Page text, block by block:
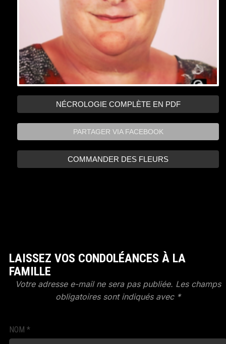
PARTAGER VIA FACEBOOK
LAISSEZ VOS CONDOLÉANCES À LA
FAMILLE
Votre adresse e-mail ne sera pas publiée. Les champs
obligatoires sont indiqués avec *
NOM *